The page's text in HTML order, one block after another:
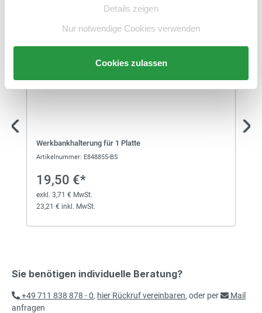
Details zeigen
Nur notwendige Cookies verwenden
Cookies zulassen
56,53 € inkl. MwSt.
Schlitzplatte
Schlitzplatte
Schlitzplatte
exkl. 13,68 € MwSt.
Werkbankhalterung für 1 Platte
Artikelnummer: E848855-BS
19,50 €*
exkl. 3,71 € MwSt.
23,21 € inkl. MwSt.
Sie benötigen individuelle Beratung?
+49 711 838 878 - 0, hier Rückruf vereinbaren, oder per
Mail
anfragen